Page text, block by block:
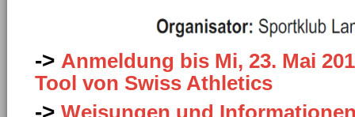
-> Anmeldung bis Mi, 23. Mai
Tool von Swiss Athletics
-> Weisungen und